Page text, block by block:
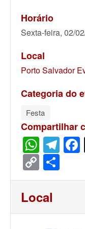
Horário
Sexta-feira, 02/
Local
Porto Salvador
Categoria do
Festa
Compartilhar
Copy
Link
Local